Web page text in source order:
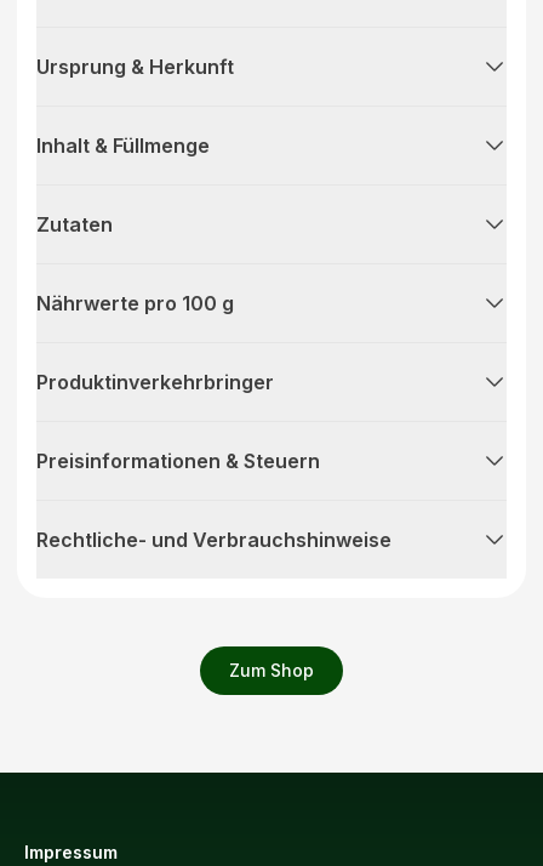
Zum Shop
Ursprung & Herkunft
Inhalt & Füllmenge
Zutaten
Nährwerte pro 100 g
Produktinverkehrbringer
Preisinformationen & Steuern
Rechtliche- und Verbrauchshinweise
Impressum